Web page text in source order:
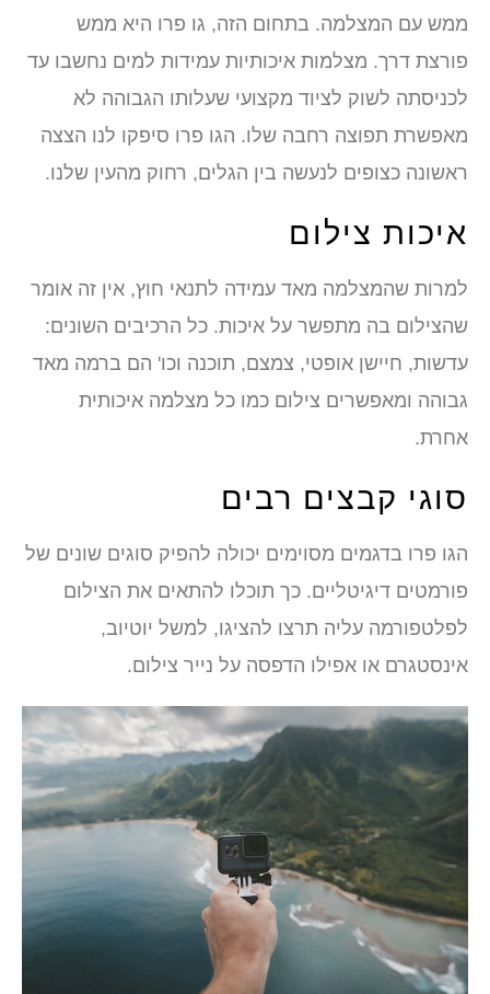
ממש עם המצלמה. בתחום הזה, גו פרו היא ממש
פורצת דרך. מצלמות איכותיות עמידות למים נחשבו עד
לכניסתה לשוק לציוד מקצועי שעלותו הגבוהה לא
מאפשרת תפוצה רחבה שלו. הגו פרו סיפקו לנו הצצה
ראשונה כצופים לנעשה בין הגלים, רחוק מהעין שלנו.
איכות צילום
למרות שהמצלמה מאד עמידה לתנאי חוץ, אין זה אומר
שהצילום בה מתפשר על איכות. כל הרכיבים השונים:
עדשות, חיישן אופטי, צמצם, תוכנה וכו' הם ברמה מאד
גבוהה ומאפשרים צילום כמו כל מצלמה איכותית
אחרת.
סוגי קבצים רבים
הגו פרו בדגמים מסוימים יכולה להפיק סוגים שונים של
פורמטים דיגיטליים. כך תוכלו להתאים את הצילום
לפלטפורמה עליה תרצו להציגו, למשל יוטיוב,
אינסטגרם או אפילו הדפסה על נייר צילום.